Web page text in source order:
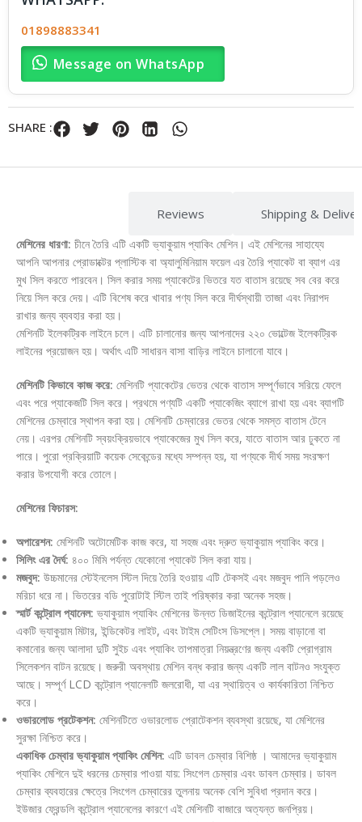
01898883341
Message on WhatsApp
SHARE :
Reviews Shipping &
মেশিনের ধারণা: চীনে তৈরি এটি একটি ভ্যাকুয়াম প্যাকিং মেশিন। এই মেশিনের সাহায্যে
আপনি আপনার প্রোডাক্টের প্লাস্টিক বা অ্যালুমিনিয়াম ফয়েল এর তৈরি প্যাকেট বা ব্যাগ এর
মুখ সিল করতে পারবেন। সিল করার সময় প্যাকেটের ভিতরে যত বাতাস রয়েছে সব বের করে
নিয়ে সিল করে দেয়। এটি বিশেষ করে খাবার পণ্য সিল করে দীর্ঘস্থায়ী তাজা এবং নিরাপদ
রাখার জন্য ব্যবহার করা হয়।
মেশিনটি ইলেকট্রিক লাইনে চলে। এটি চালানোর জন্য আপনাদের ২২০ ভোল্টেজ ইলেকট্রিক
লাইনের প্রয়োজন হয়। অর্থাৎ এটি সাধারন বাসা বাড়ির লাইনে চালানো যাবে।
মেশিনটি কিভাবে কাজ করে: মেশিনটি প্যাকেটের ভেতর থেকে বাতাস সম্পূর্ণভাবে সরিয়ে ফেলে
এবং পরে প্যাকেজটি সিল করে। প্রথমে পণ্যটি একটি প্যাকেজিং ব্যাগে রাখা হয় এবং ব্যাগটি
মেশিনের চেম্বারে স্থাপন করা হয়। মেশিনটি চেম্বারের ভেতর থেকে সমস্ত বাতাস টেনে
নেয়। এরপর মেশিনটি স্বয়ংক্রিয়ভাবে প্যাকেজের মুখ সিল করে, যাতে বাতাস আর ঢুকতে না
পারে। পুরো প্রক্রিয়াটি কয়েক সেকেন্ডের মধ্যে সম্পন্ন হয়, যা পণ্যকে দীর্ঘ সময় সংরক্ষণ
করার উপযোগী করে তোলে।
মেশিনের ফিচারস:
অপারেশন: মেশিনটি অটোমেটিক কাজ করে, যা সহজ এবং দ্রুত ভ্যাকুয়াম প্যাকিং করে।
সিলিং এর দৈর্ঘ: ৪০০ মিমি পর্যন্ত যেকোনো প্যাকেট সিল করা যায়।
মজবুদ: উচ্চমানের স্টেইনলেস স্টিল দিয়ে তৈরি হওয়ায় এটি টেকসই এবং মজবুদ পানি পড়লেও
মরিচা ধরে না। ভিতরের বডি পুরোটাই স্টিল তাই পরিষ্কার করা অনেক সহজ।
স্মার্ট কন্ট্রোল প্যানেল: ভ্যাকুয়াম প্যাকিং মেশিনের উন্নত ডিজাইনের কন্ট্রোল প্যানেলে রয়েছে
একটি ভ্যাকুয়াম মিটার, ইন্ডিকেটর লাইট, এবং টাইম সেটিংস ডিসপ্লে। সময় বাড়ানো বা
কমানোর জন্য আলাদা দুটি সুইচ এবং প্যাকিং তাপমাত্রা নিয়ন্ত্রণের জন্য একটি প্রোগ্রাম
সিলেকশন বাটন রয়েছে। জরুরী অবস্থায় মেশিন বন্ধ করার জন্য একটি লাল বাটনও সংযুক্ত
আছে। সম্পূর্ণ LCD কন্ট্রোল প্যানেলটি জলরোধী, যা এর স্থায়িত্ব ও কার্যকারিতা নিশ্চিত
করে।
ওভারলোড প্রটেকশন: মেশিনটিতে ওভারলোড প্রোটেকশন ব্যবস্থা রয়েছে, যা মেশিনের
সুরক্ষা নিশ্চিত করে।
একাধিক চেম্বার ভ্যাকুয়াম প্যাকিং মেশিন: এটি ডাবল চেম্বার বিশিষ্ঠ । আমাদের ভ্যাকুয়াম
প্যাকিং মেশিনে দুই ধরনের চেম্বার পাওয়া যায়: সিংগেল চেম্বার এবং ডাবল চেম্বার। ডাবল
চেম্বার ব্যবহারের ক্ষেত্রে সিংগেল চেম্বারের তুলনায় অনেক বেশি সুবিধা প্রদান করে।
ইউজার ফ্রেন্ডলি কন্ট্রোল প্যানেলের কারণে এই মেশিনটি বাজারে অত্যন্ত জনপ্রিয়।